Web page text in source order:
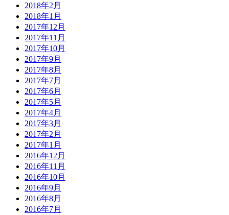
2018年2月
2018年1月
2017年12月
2017年11月
2017年10月
2017年9月
2017年8月
2017年7月
2017年6月
2017年5月
2017年4月
2017年3月
2017年2月
2017年1月
2016年12月
2016年11月
2016年10月
2016年9月
2016年8月
2016年7月